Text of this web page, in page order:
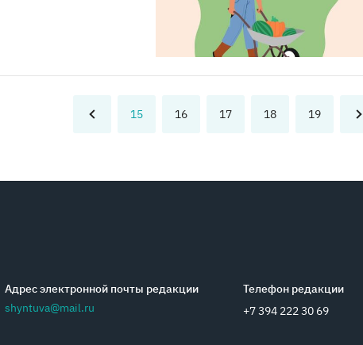
15 16 17 18 19
Адрес электронной почты редакции
shyntuva@mail.ru
Телефон редакции
+7 394 222 30 69